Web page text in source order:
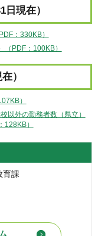
現在）
：330KB）
PDF：100KB）
）
）
以外の勤務者数（県立）
128KB）
育課